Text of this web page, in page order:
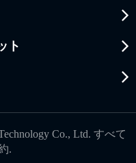
ト
Co., Ltd. すべて
.